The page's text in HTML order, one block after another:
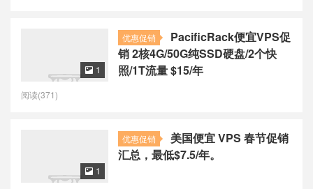
优惠促销
PacificRack便宜VPS促
销 2核4G/50G纯SSD硬盘/2个快
照/1T流量 $15/年
 1
阅读(371)
优惠促销
美国便宜 VPS 春节促销
汇总，最低$7.5/年。
 1